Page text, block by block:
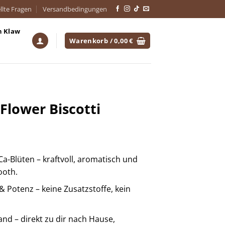
Fragen Versandbedingungen
Klaw
Warenkorb /0,00€
Biscotti
Blüten – kraftvoll, aromatisch und
Potenz – keine Zusatzstoffe, kein
– direkt zu dir nach Hause,